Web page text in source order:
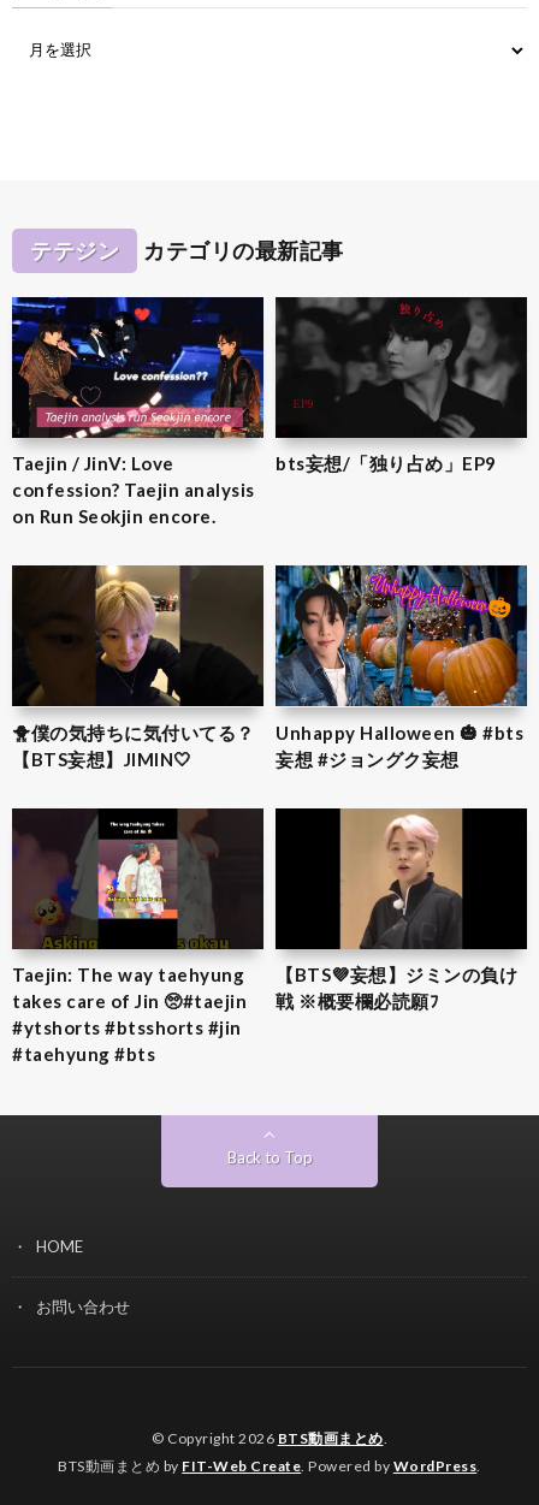
テテジン カテゴリの最新記事
Taejin / JinV: Love
confession? Taejin analysis
on Run Seokjin encore.
bts妄想/「独り占め」EP9
🐥僕の気持ちに気付いてる？
【BTS妄想】JIMIN‎🤍
Unhappy Halloween 🎃 #bts
妄想 #ジョングク妄想
Taejin: The way taehyung
takes care of Jin 🥺#taejin
#ytshorts #btsshorts #jin
#taehyung #bts
【BTS💜‪妄想】ジミンの負け
戦 ※概要欄必読願ﾌ
Back to Top
HOME
お問い合わせ
© Copyright 2026 BTS動画まとめ.
BTS動画まとめ by FIT-Web Create. Powered by WordPress.